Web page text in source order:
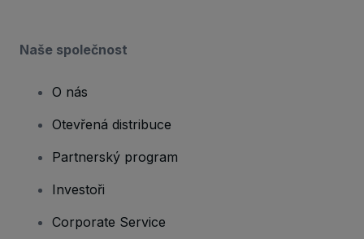
Naše společnost
O nás
Otevřená distribuce
Partnerský program
Investoři
Corporate Service